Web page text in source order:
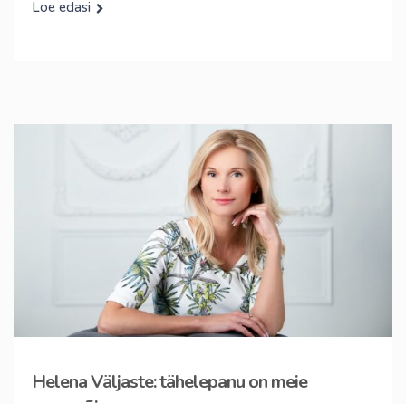
Loe edasi
Helena Väljaste: tähelepanu on meie